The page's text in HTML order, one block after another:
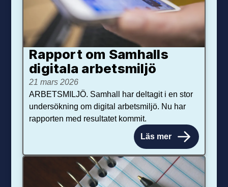
Rapport om Samhalls
digitala arbetsmiljö
21 mars 2026
ARBETSMILJÖ. Samhall har deltagit i en stor
undersökning om digital arbetsmiljö. Nu har
rapporten med resultatet kommit.
Läs mer